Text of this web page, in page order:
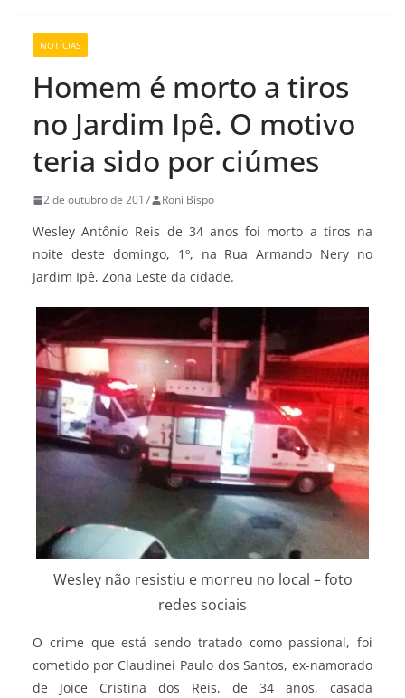
NOTÍCIAS
Homem é morto a tiros
no Jardim Ipê. O motivo
teria sido por ciúmes
2 de outubro de 2017 Roni Bispo
Wesley Antônio Reis de 34 anos foi morto a tiros na
noite deste domingo, 1º, na Rua Armando Nery no
Jardim Ipê, Zona Leste da cidade.
Wesley não resistiu e morreu no local – foto
redes sociais
O crime que está sendo tratado como passional, foi
cometido por Claudinei Paulo dos Santos, ex-namorado
de Joice Cristina dos Reis, de 34 anos, casada